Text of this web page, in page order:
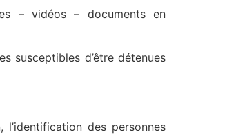
– vidéos – documents en
susceptibles d’être détenues
des personnes